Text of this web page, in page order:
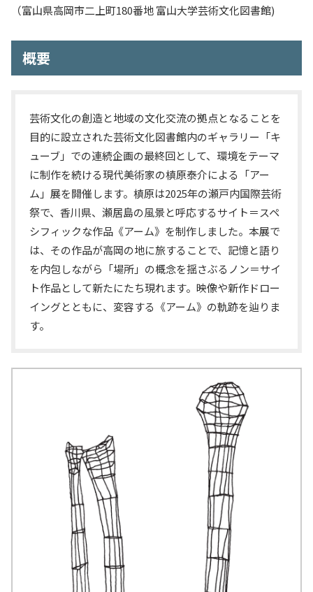
（富山県高岡市二上町180番地 富山大学芸術文化図書館)
概要
芸術文化の創造と地域の文化交流の拠点となることを
目的に設立された芸術文化図書館内のギャラリー「キ
ューブ」での連続企画の最終回として、環境をテーマ
に制作を続ける現代美術家の槙原泰介による「アー
ム」展を開催します。槙原は2025年の瀬戸内国際芸術
祭で、香川県、瀬居島の風景と呼応するサイト＝スペ
シフィックな作品《アーム》を制作しました。本展で
は、その作品が高岡の地に旅することで、記憶と語り
を内包しながら「場所」の概念を揺さぶるノン＝サイ
ト作品として新たにたち現れます。映像や新作ドロー
イングとともに、変容する《アーム》の軌跡を辿りま
す。